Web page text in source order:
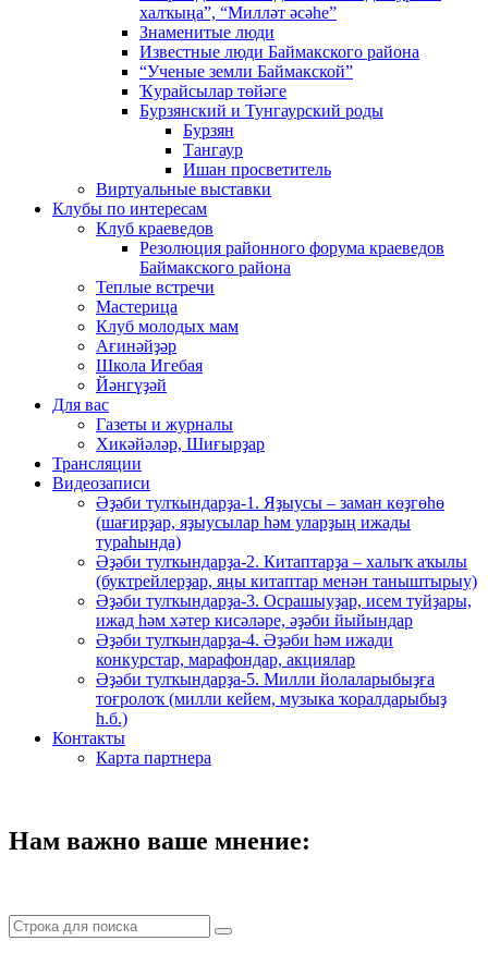
халҡыңа”, “Милләт әсәһе”
Знаменитые люди
Известные люди Баймакского района
“Ученые земли Баймакской”
Ҡурайсылар төйәге
Бурзянский и Тунгаурский роды
Бурзян
Тангаур
Ишан просветитель
Виртуальные выставки
Клубы по интересам
Клуб краеведов
Резолюция районного форума краеведов
Баймакского района
Теплые встречи
Мастерица
Клуб молодых мам
Ағинәйҙәр
Школа Игебая
Йәнгүҙәй
Для вас
Газеты и журналы
Хикәйәләр, Шиғырҙар
Трансляции
Видеозаписи
Әҙәби тулҡындарҙа-1. Яҙыусы – заман көҙгөһө
(шағирҙар, яҙыусылар һәм уларҙың ижады
тураһында)
Әҙәби тулҡындарҙа-2. Китаптарҙа – халыҡ аҡылы
(буктрейлерҙар, яңы китаптар менән таныштырыу)
Әҙәби тулҡындарҙа-3. Осрашыуҙар, исем туйҙары,
ижад һәм хәтер кисәләре, әҙәби йыйындар
Әҙәби тулҡындарҙа-4. Әҙәби һәм ижади
конкурстар, марафондар, акциялар
Әҙәби тулҡындарҙа-5. Милли йолаларыбыҙға
тоғролоҡ (милли кейем, музыка ҡоралдарыбыҙ
һ.б.)
Контакты
Карта партнера
Нам важно ваше мнение: